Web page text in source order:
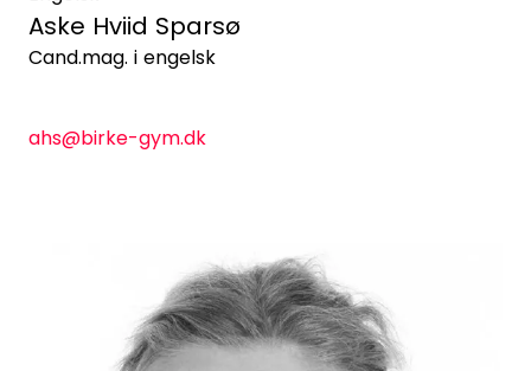
Aske Hviid Sparsø
Cand.mag. i engelsk
ahs@birke-gym.dk